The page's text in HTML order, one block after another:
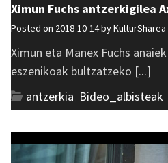
Ximun Fuchs antzerkigilea
Posted on 2018-10-14 byKulturSharea
Ximun eta Manex Fuchs
eszenikoak bultzatzeko [...]
antzerkia Bideo_albisteak